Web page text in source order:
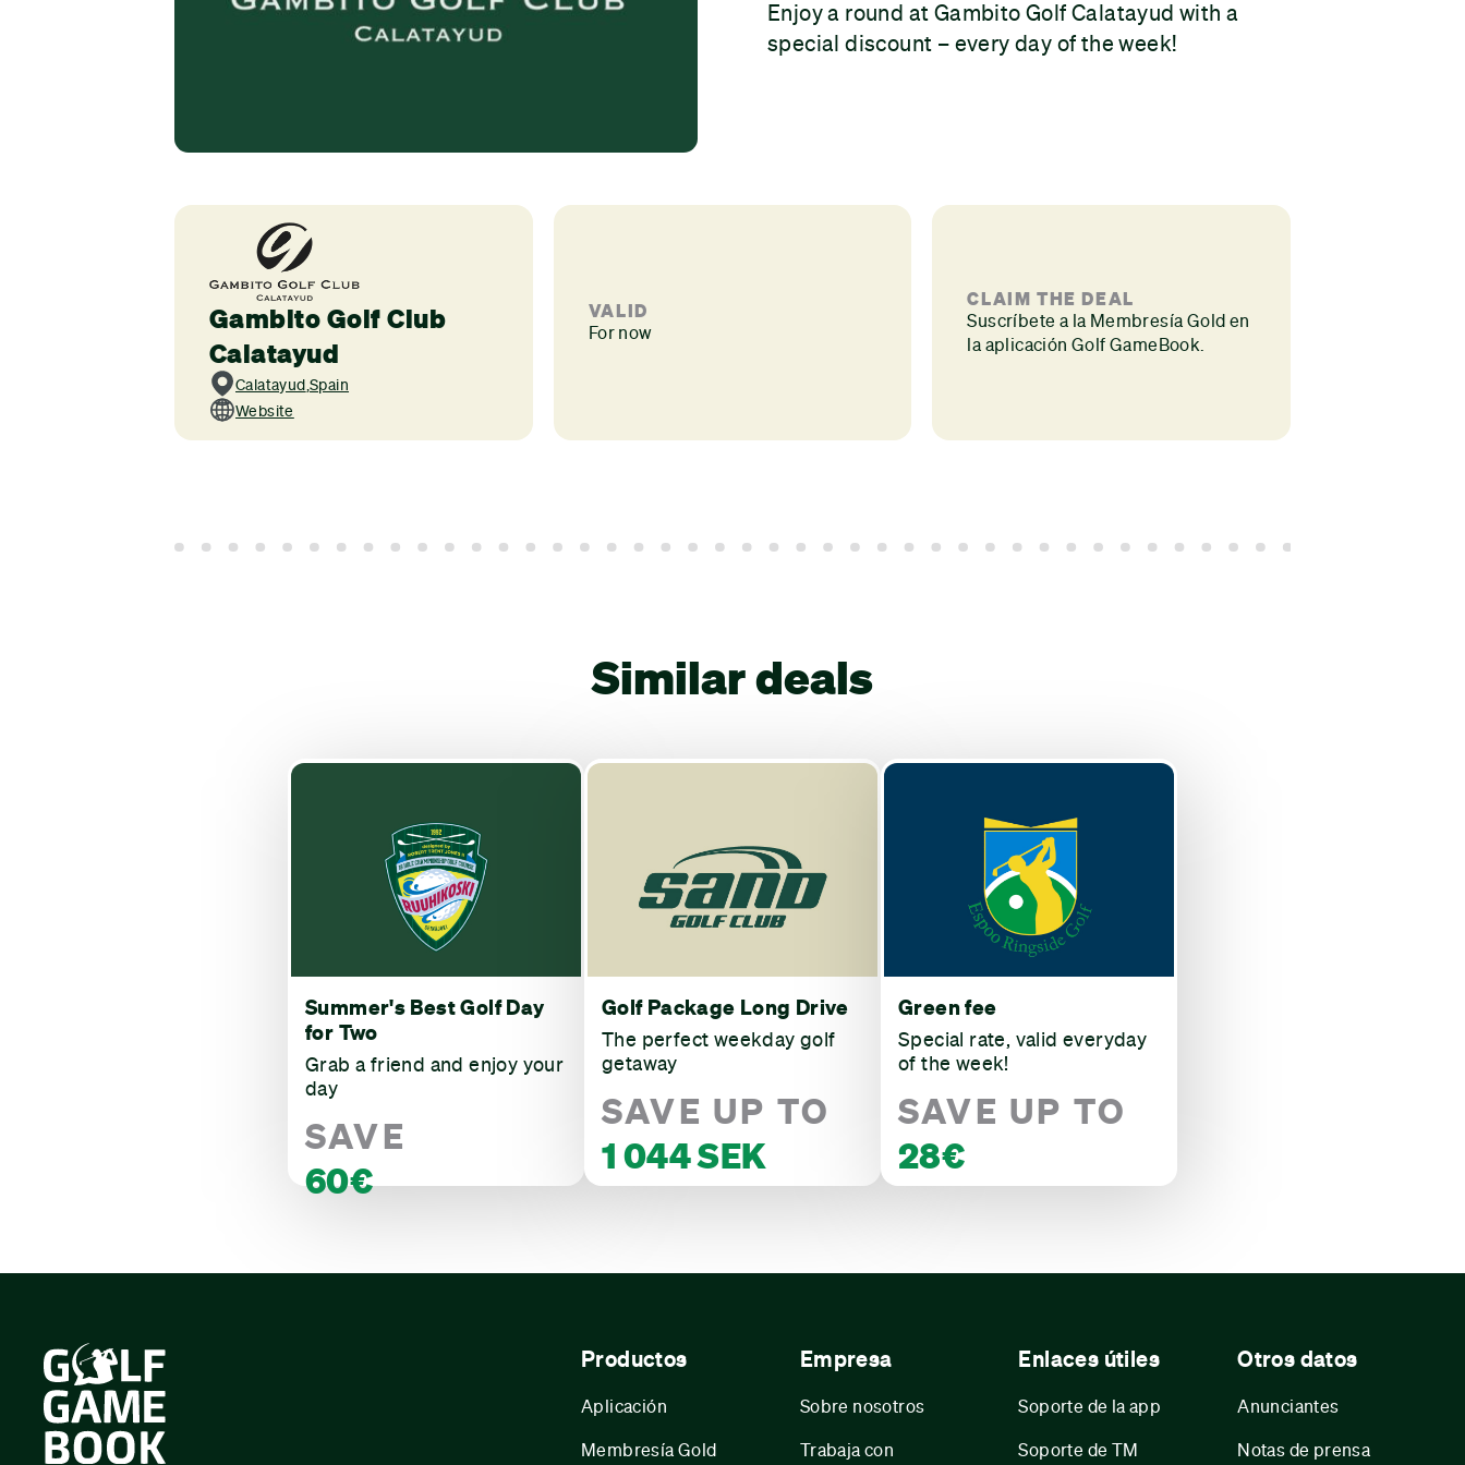
Enjoy a round at Gambito Golf Calatayud with a
special discount – every day of the week!
Gambito Golf Club
Calatayud
Calatayud ,Spain
Website
VALID
For now
CLAIM THE DEAL
Suscríbete a la Membresía Gold en
la aplicación Golf GameBook.
Similar deals
Summer's Best Golf Day
for Two
Grab a friend and enjoy your
day
SAVE
60€
Golf Package Long Drive
The perfect weekday golf
getaway
SAVE UP TO
1 044 SEK
Green fee
Special rate, valid everyday
of the week!
SAVE UP TO
28€
Productos
Aplicación
Membresía Gold
Empresa
Sobre nosotros
Trabaja con
Enlaces útiles
Soporte de la app
Soporte de TM
Otros datos
Anunciantes
Notas de prensa